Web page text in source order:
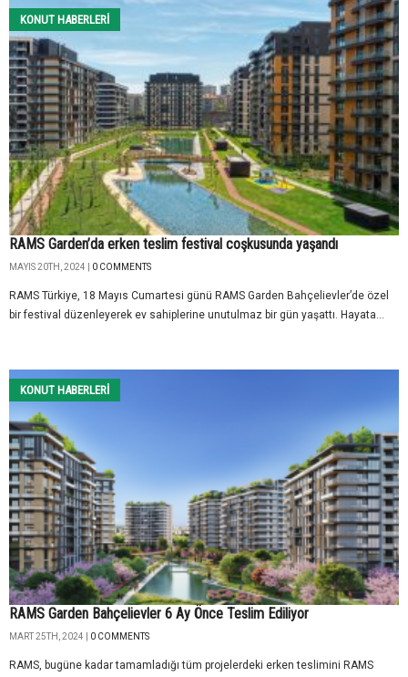
KONUT HABERLERI
RAMS Garden’da erken teslim festival coşkusunda yaşandı
MAYIS 20TH, 2024 | 0 COMMENTS
RAMS Türkiye, 18 Mayıs Cumartesi günü RAMS Garden Bahçelievler’de özel
bir festival düzenleyerek ev sahiplerine unutulmaz bir gün yaşattı. Hayata...
KONUT HABERLERI
RAMS Garden Bahçelievler 6 Ay Önce Teslim Ediliyor
MART 25TH, 2024 | 0 COMMENTS
RAMS, bugüne kadar tamamladığı tüm projelerdeki erken teslimini RAMS